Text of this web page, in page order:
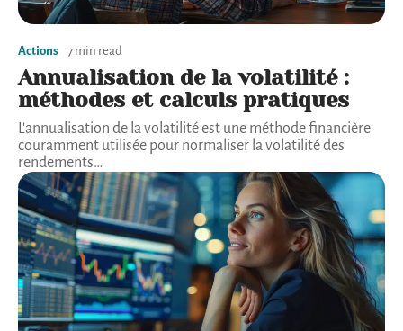
Actions 7 min read
Annualisation de la volatilité :
méthodes et calculs pratiques
L'annualisation de la volatilité est une méthode financière
couramment utilisée pour normaliser la volatilité des
rendements…